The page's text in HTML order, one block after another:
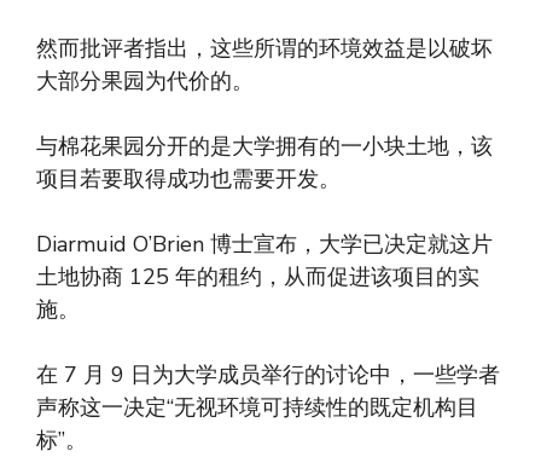
然而批评者指出，这些所谓的环境效益是以破坏
大部分果园为代价的。
与棉花果园分开的是大学拥有的一小块土地，该
项目若要取得成功也需要开发。
Diarmuid O’Brien 博士宣布，大学已决定就这片
土地协商 125 年的租约，从而促进该项目的实
施。
在 7 月 9 日为大学成员举行的讨论中，一些学者
声称这一决定“无视环境可持续性的既定机构目
标”。